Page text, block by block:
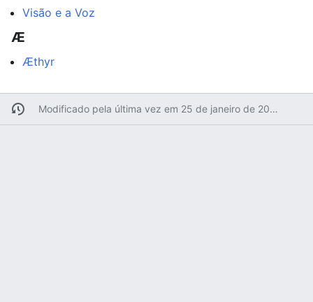
Visão e a Voz
Æ
Æthyr
Modificado pela última vez em 25 de janeiro de 2024 às 07h57min